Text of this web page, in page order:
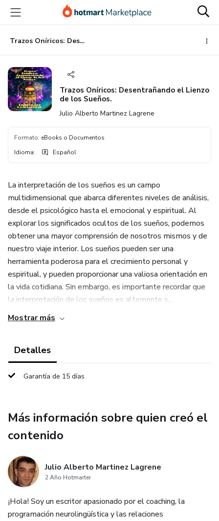
principal
página
de
página
Trazos Oníricos: Desentrañando el Lienzo de los Sueños.
Trazos Oníricos: Desentrañando el Lienzo
de los Sueños.
Julio Alberto Martinez Lagrene
Formato: eBooks o Documentos
Idioma: Español
La interpretación de los sueños es un campo
multidimensional que abarca diferentes niveles de análisis,
desde el psicológico hasta el emocional y espiritual. Al
explorar los significados ocultos de los sueños, podemos
obtener una mayor comprensión de nosotros mismos y de
nuestro viaje interior. Los sueños pueden ser una
herramienta poderosa para el crecimiento personal y
espiritual, y pueden proporcionar una valiosa orientación en
la vida cotidiana. Sin embargo, es importante recordar que
la interpretación de los sueños es altamente s...
Mostrar más
Detalles
Garantía de 15 días
Más información sobre quien creó el
contenido
Julio Alberto Martinez Lagrene
2 Año Hotmarter
¡Hola! Soy un escritor apasionado por el coaching, la
programación neurolingüística y las relaciones